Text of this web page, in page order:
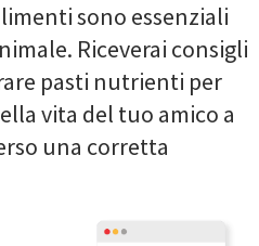
sono essenziali
Riceverai consigli
pasti nutrienti per
vita del tuo amico a
una corretta